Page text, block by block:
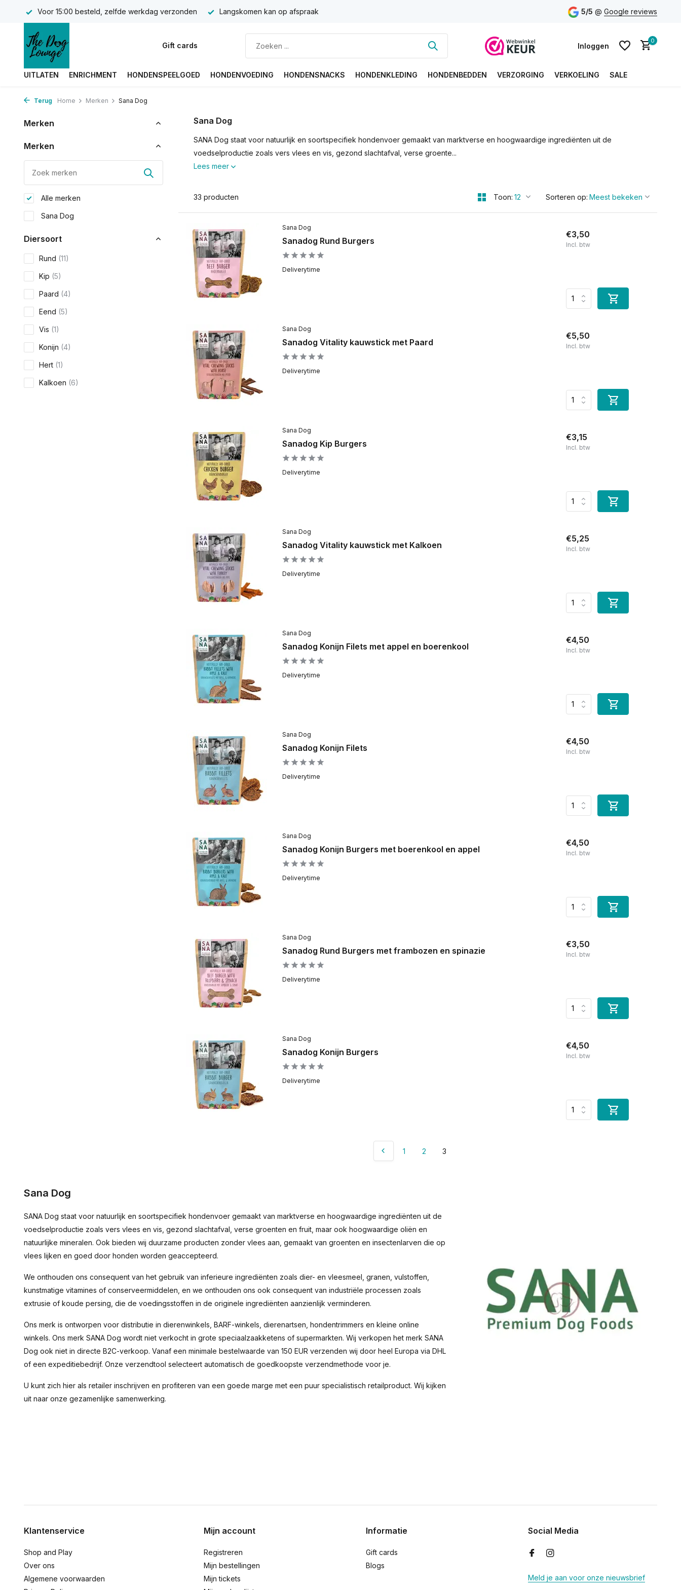
Voor 15:00 besteld, zelfde werkdag verzonden Langskomen kan op afspraak 5/5 @ Google reviews
Gift cards Inloggen
Account aanmaken
0
UITLATEN ENRICHMENT HONDENSPEELGOED HONDENVOEDING HONDENSNACKS HONDENKLEDING HONDENBEDDEN VERZORGING VERKOELING SALE
Terug Home Merken Sana Dog
Merken
Merken
Alle merken
Sana Dog
Diersoort
Rund (11)
Kip (5)
Paard (4)
Eend (5)
Vis (1)
Konijn (4)
Hert (1)
Kalkoen (6)
Sana Dog
SANA Dog staat voor natuurlijk en soortspecifiek hondenvoer gemaakt van marktverse en hoogwaardige ingrediënten uit de
voedselproductie zoals vers vlees en vis, gezond slachtafval, verse groente...
Lees meer
33 producten Toon: Sorteren op:
Sana Dog
Sanadog Rund Burgers
Deliverytime
€3,50
Incl. btw
Sana Dog
Sanadog Vitality kauwstick met Paard
Deliverytime
€5,50
Incl. btw
Sana Dog
Sanadog Kip Burgers
Deliverytime
€3,15
Incl. btw
Sana Dog
Sanadog Vitality kauwstick met Kalkoen
Deliverytime
€5,25
Incl. btw
Sana Dog
Sanadog Konijn Filets met appel en boerenkool
Deliverytime
€4,50
Incl. btw
Sana Dog
Sanadog Konijn Filets
Deliverytime
€4,50
Incl. btw
Sana Dog
Sanadog Konijn Burgers met boerenkool en appel
Deliverytime
€4,50
Incl. btw
Sana Dog
Sanadog Rund Burgers met frambozen en spinazie
Deliverytime
€3,50
Incl. btw
Sana Dog
Sanadog Konijn Burgers
Deliverytime
€4,50
Incl. btw
1 2 3
Sana Dog
SANA Dog staat voor natuurlijk en soortspecifiek hondenvoer gemaakt van marktverse en hoogwaardige ingrediënten uit de
voedselproductie zoals vers vlees en vis, gezond slachtafval, verse groenten en fruit, maar ook hoogwaardige oliën en
natuurlijke mineralen. Ook bieden wij duurzame producten zonder vlees aan, gemaakt van groenten en insectenlarven die op
vlees lijken en goed door honden worden geaccepteerd.
We onthouden ons consequent van het gebruik van inferieure ingrediënten zoals dier- en vleesmeel, granen, vulstoffen,
kunstmatige vitamines of conserveermiddelen, en we onthouden ons ook consequent van industriële processen zoals
extrusie of koude persing, die de voedingsstoffen in de originele ingrediënten aanzienlijk verminderen.
Ons merk is ontworpen voor distributie in dierenwinkels, BARF-winkels, dierenartsen, hondentrimmers en kleine online
winkels. Ons merk SANA Dog wordt niet verkocht in grote speciaalzaakketens of supermarkten. Wij verkopen het merk SANA
Dog ook niet in directe B2C-verkoop. Vanaf een minimale bestelwaarde van 150 EUR verzenden wij door heel Europa via DHL
of een expeditiebedrijf. Onze verzendtool selecteert automatisch de goedkoopste verzendmethode voor je.
U kunt zich hier als retailer inschrijven en profiteren van een goede marge met een puur specialistisch retailproduct. Wij kijken
uit naar onze gezamenlijke samenwerking.
Klantenservice
Shop and Play
Over ons
Algemene voorwaarden
Mijn account
Registreren
Mijn bestellingen
Mijn tickets
Informatie
Gift cards
Blogs
Social Media
Meld je aan voor onze nieuwsbrief